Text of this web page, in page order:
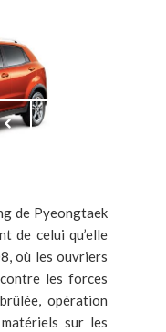
de Pyeongtaek
de celui qu’elle
où les ouvriers
les forces
opération
sur les